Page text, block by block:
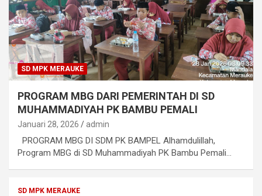
SD MPK MERAUKE
PROGRAM MBG DARI PEMERINTAH DI SD
MUHAMMADIYAH PK BAMBU PEMALI
Januari 28, 2026 admin
PROGRAM MBG DI SDM PK BAMPEL Alhamdulillah,
Program MBG di SD Muhammadiyah PK Bambu Pemali…
SD MPK MERAUKE